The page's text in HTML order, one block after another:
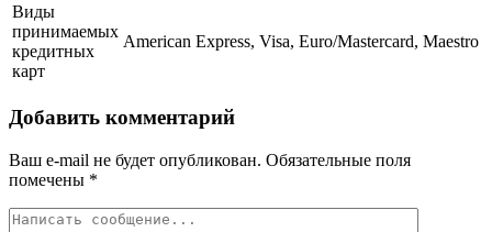
Виды
принимаемых
кредитных
карт
American Express, Visa, Euro/Mastercard, Maestro
Добавить комментарий
Ваш e-mail не будет опубликован. Обязательные поля
помечены *